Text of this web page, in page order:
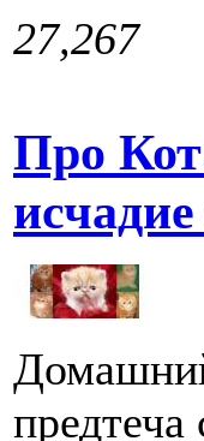
27,267
Про
предтеча